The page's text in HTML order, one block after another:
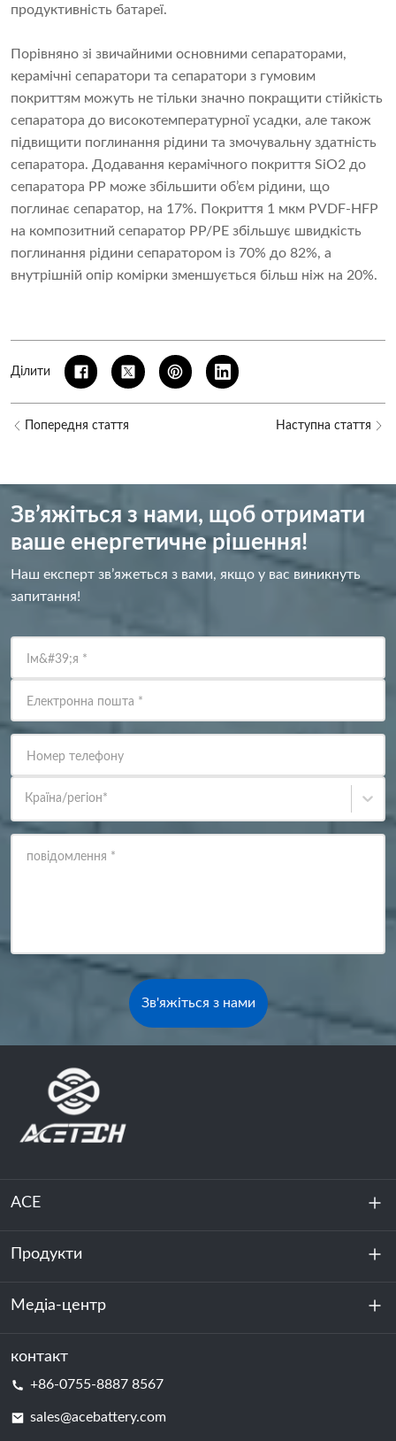
продуктивність батареї.
Порівняно зі звичайними основними сепараторами,
керамічні сепаратори та сепаратори з гумовим
покриттям можуть не тільки значно покращити стійкість
сепаратора до високотемпературної усадки, але також
підвищити поглинання рідини та змочувальну здатність
сепаратора. Додавання керамічного покриття SiO2 до
сепаратора PP може збільшити об’єм рідини, що
поглинає сепаратор, на 17%. Покриття 1 мкм PVDF-HFP
на композитний сепаратор PP/PE збільшує швидкість
поглинання рідини сепаратором із 70% до 82%, а
внутрішній опір комірки зменшується більш ніж на 20%.
Ділити
Попередня стаття Наступна стаття
Зв’яжіться з нами, щоб отримати
ваше енергетичне рішення!
Наш експерт зв’яжеться з вами, якщо у вас виникнуть
запитання!
Ім&#39;я *
Електронна пошта *
Номер телефону
Країна/регіон*
повідомлення *
Зв'яжіться з нами
ACE
Про нас
Стійкість
Продукти
Зберігання енергії
Центр обробки даних та серверна кімната
Медіа-центр
Новини
контакт
+86-0755-8887 8567
sales@acebattery.com